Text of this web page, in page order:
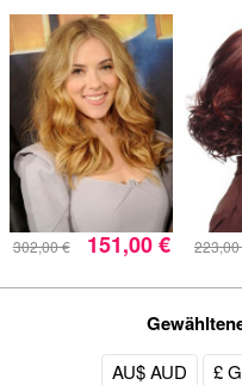
302,00 € 151,00 €
AU$ AUD £